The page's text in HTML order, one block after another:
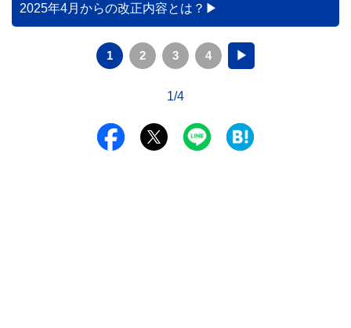
2025年4月からの改正内容とは？
1 2 3 4 ▶
1/4